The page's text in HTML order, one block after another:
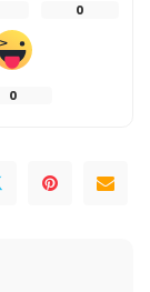
0
0